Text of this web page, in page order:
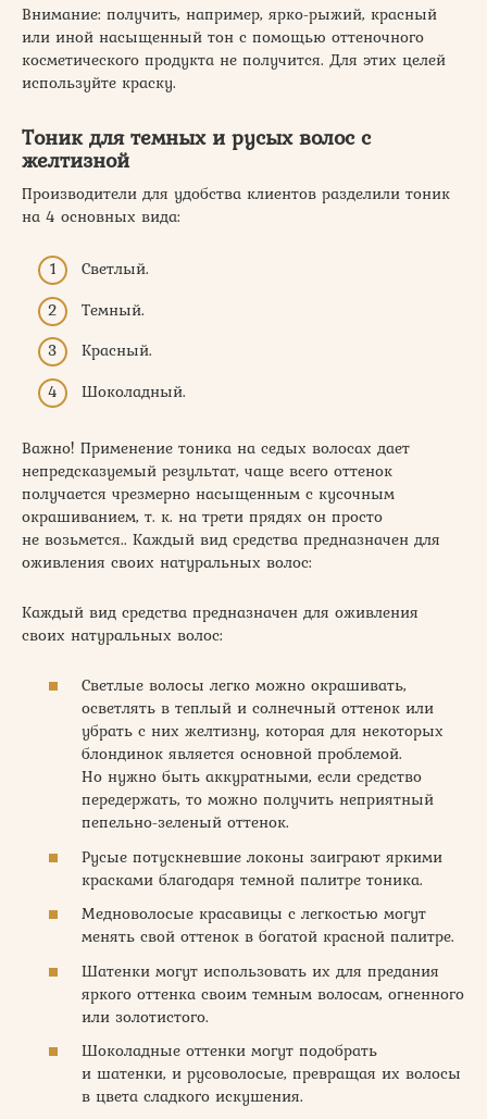
Внимание: получить, например, ярко-рыжий, красный
или иной насыщенный тон с помощью оттеночного
косметического продукта не получится. Для этих целей
используйте краску.
Тоник для темных и русых волос с
желтизной
Производители для удобства клиентов разделили тоник
на 4 основных вида:
Светлый.
Темный.
Красный.
Шоколадный.
Важно! Применение тоника на седых волосах дает
непредсказуемый результат, чаще всего оттенок
получается чрезмерно насыщенным с кусочным
окрашиванием, т. к. на трети прядях он просто
не возьмется.. Каждый вид средства предназначен для
оживления своих натуральных волос:
Каждый вид средства предназначен для оживления
своих натуральных волос:
Светлые волосы легко можно окрашивать,
осветлять в теплый и солнечный оттенок или
убрать с них желтизну, которая для некоторых
блондинок является основной проблемой.
Но нужно быть аккуратными, если средство
передержать, то можно получить неприятный
пепельно-зеленый оттенок.
Русые потускневшие локоны заиграют яркими
красками благодаря темной палитре тоника.
Медноволосые красавицы с легкостью могут
менять свой оттенок в богатой красной палитре.
Шатенки могут использовать их для предания
яркого оттенка своим темным волосам, огненного
или золотистого.
Шоколадные оттенки могут подобрать
и шатенки, и русоволосые, превращая их волосы
в цвета сладкого искушения.